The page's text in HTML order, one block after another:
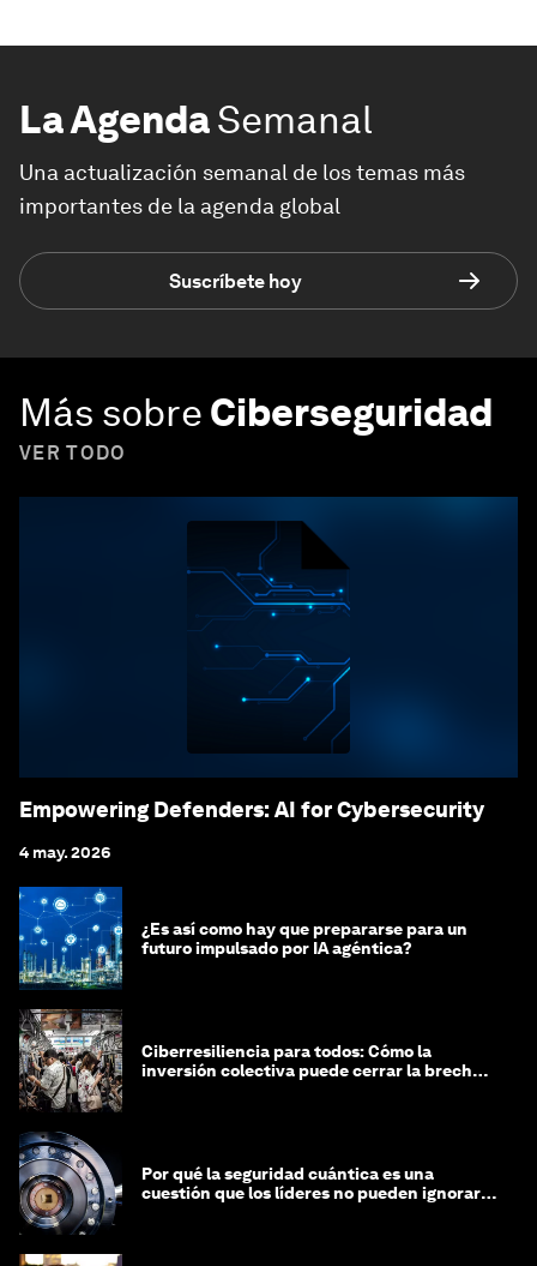
La AgendaSemanal
Una actualización semanal de los temas más
importantes de la agenda global
Suscríbete hoy
Más sobre Ciberseguridad
VER TODO
Empowering Defenders: AI for Cybersecurity
4 may. 2026
¿Es así como hay que prepararse para un
futuro impulsado por IA agéntica?
Ciberresiliencia para todos: Cómo la
inversión colectiva puede cerrar la brecha
Por qué la seguridad cuántica es una
cuestión que los líderes no pueden ignorar